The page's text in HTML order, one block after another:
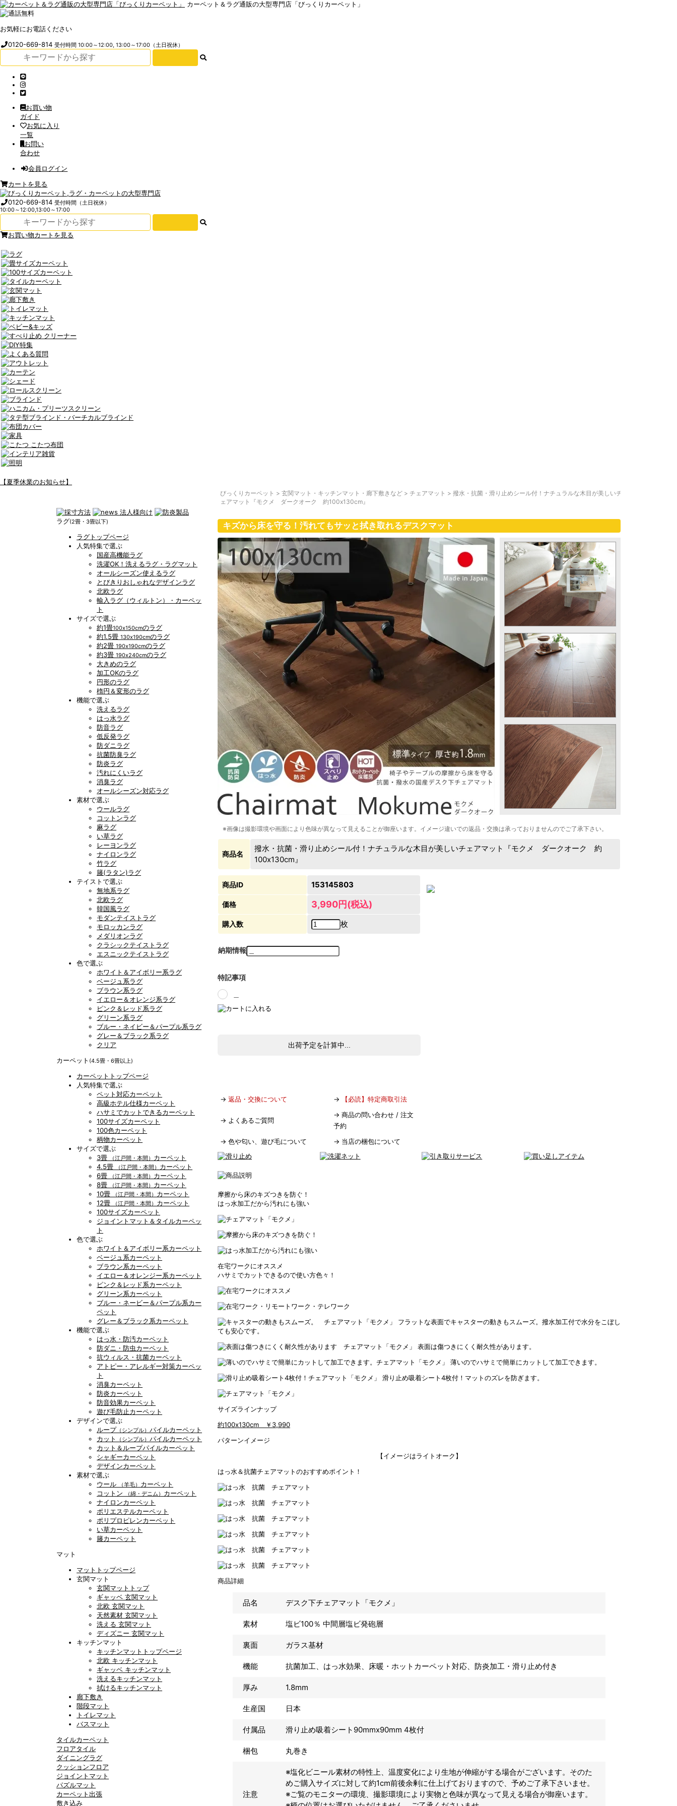
カーペット＆ラグ通販の大型専門店「びっくりカーペット」
お気軽にお電話ください
0120-669-814受付時間 10:00～12:00, 13:00～17:00（土日祝休）
お買い物
ガイド
お気に入り
一覧
お問い
合わせ
会員ログイン
カートを見る
0120-669-814受付時間（土日祝休）
10:00～12:00,13:00～17:00
お買い物カートを見る
【夏季休業のお知らせ】
ラグ(2畳・3畳以下)
ラグトップページ
人気特集で選ぶ
国産高機能ラグ
洗濯OK！洗えるラグ・ラグマット
オールシーズン使えるラグ
とびきりおしゃれなデザインラグ
北欧ラグ
輸入ラグ（ウィルトン）・カーペッ
ト
サイズで選ぶ
約1畳100x150cmのラグ
約1.5畳 130x190cmのラグ
約2畳 190x190cmのラグ
約3畳 190x240cmのラグ
大きめのラグ
加工OKのラグ
円形のラグ
楕円＆変形のラグ
機能で選ぶ
洗えるラグ
はっ水ラグ
防音ラグ
低反発ラグ
防ダニラグ
抗菌防臭ラグ
防炎ラグ
汚れにくいラグ
消臭ラグ
オールシーズン対応ラグ
素材で選ぶ
ウールラグ
コットンラグ
麻ラグ
い草ラグ
レーヨンラグ
ナイロンラグ
竹ラグ
籐(ラタン)ラグ
テイストで選ぶ
無地系ラグ
北欧ラグ
韓国風ラグ
モダンテイストラグ
モロッカンラグ
メダリオンラグ
クラシックテイストラグ
エスニックテイストラグ
色で選ぶ
ホワイト＆アイボリー系ラグ
ベージュ系ラグ
ブラウン系ラグ
イエロー＆オレンジ系ラグ
ピンク＆レッド系ラグ
グリーン系ラグ
ブルー・ネイビー＆パープル系ラグ
グレー＆ブラック系ラグ
クリア
カーペット (4.5畳・6畳以上)
カーペットトップページ
人気特集で選ぶ
ペット対応カーペット
高級ホテル仕様カーペット
ハサミでカットできるカーペット
100サイズカーペット
100色カーペット
柄物カーペット
サイズで選ぶ
3畳
（江戸間・本間） カーペット
4.5畳
（江戸間・本間） カーペット
6畳
（江戸間・本間） カーペット
8畳
（江戸間・本間） カーペット
10畳
（江戸間・本間） カーペット
12畳
（江戸間・本間） カーペット
100サイズカーペット
ジョイントマット＆タイルカーペッ
ト
色で選ぶ
ホワイト＆アイボリー系カーペット
ベージュ系カーペット
ブラウン系カーペット
イエロー＆オレンジー系カーペット
ピンク＆レッド系カーペット
グリーン系カーペット
ブルー・ネービー＆パープル系カー
ペット
グレー＆ブラック系カーペット
機能で選ぶ
はっ水・防汚カーペット
防ダニ・防虫カーペット
抗ウィルス・抗菌カーペット
アトピー・アレルギー対策カーペッ
ト
消臭カーペット
防炎カーペット
防音効果カーペット
遊び毛防止カーペット
デザインで選ぶ
ループ （シンプル） パイルカーペット
カット
（シンプル） パイルカーペット
カット＆ループパイルカーペット
シャギーカーペット
デザインカーペット
素材で選ぶ
ウール
（羊毛） カーペット
コットン
（綿・デニム） カーペット
ナイロンカーペット
ポリエステルカーペット
ポリプロピレンカーペット
い草カーペット
籐カーペット
マット
マットトップページ
玄関マット
玄関マットトップ
ギャッベ 玄関マット
北欧 玄関マット
天然素材 玄関マット
洗える 玄関マット
ディズニー 玄関マット
キッチンマット
キッチンマットトップページ
北欧 キッチンマット
ギャッベ キッチンマット
洗えるキッチンマット
拭けるキッチンマット
廊下敷き
階段マット
トイレマット
バスマット
タイルカーペット
フロアタイル
ダイニングラグ
クッションフロア
ジョイントマット
パズルマット
カーペット出張
敷き込み
びっくりカーペット > 玄関マット・キッチンマット・廊下敷きなど > チェアマット > 撥水・抗菌・滑り止めシール付！ナチュラルな木目が美しいチ
ェアマット『モクメ ダークオーク 約100x130cm』
キズから床を守る！汚れてもサッと拭き取れるデスクマット
※画像は撮影環境や画面により色味が異なって見えることが御座います。イメージ違いでの返品・交換は承っておりませんのでご了承下さい。
商品名
撥水・抗菌・滑り止めシール付！ナチュラルな木目が美しいチェアマット『モクメ ダークオーク 約
100x130cm』
商品ID 153145803
価格 3,990円(税込)
購入数 枚
納期情報
特記事項
出荷予定を計算中...
→ 返品・交換について → 【必読】特定商取引法
→ よくあるご質問
→ 商品の問い合わせ / 注文
予約
→ 色や匂い、遊び毛について → 当店の梱包について
摩擦から床のキズつきを防ぐ！
はっ水加工だから汚れにも強い
在宅ワークにオススメ
ハサミでカットできるので使い方色々！
フラットな表面でキャスターの動きもスムーズ。撥水加工付で水分をこぼし
ても安心です。
表面は傷つきにくく耐久性があります。
薄いのでハサミで簡単にカットして加工できます。
滑り止め吸着シート4枚付！マットのズレを防ぎます。
サイズラインナップ
約100x130cm
￥3,990
パターンイメージ
【イメージはライトオーク】
はっ水＆抗菌チェアマットのおすすめポイント！
商品詳細
品名 デスク下チェアマット「モクメ」
素材 塩ビ100％ 中間層塩ビ発砲層
裏面 ガラス基材
機能 抗菌加工、はっ水効果、床暖・ホットカーペット対応、防炎加工・滑り止め付き
厚み 1.8mm
生産国 日本
付属品 滑り止め吸着シート90mmx90mm 4枚付
梱包 丸巻き
注意
※塩化ビニール素材の特性上、温度変化により生地が伸縮がする場合がございます。そのた
めご購入サイズに対して約1cm前後余剰に仕上げておりますので、予めご了承下さいませ。
※ご覧のモニターの環境、撮影環境により実物と色味が異なって見える場合が御座います。